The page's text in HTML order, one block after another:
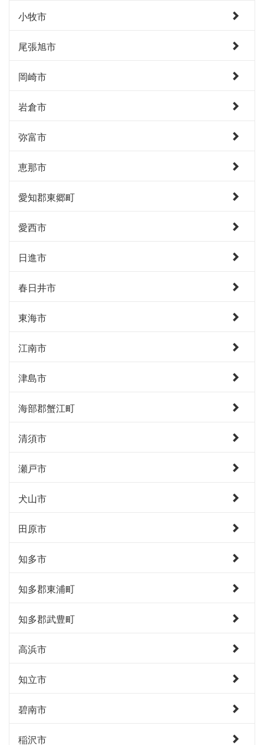
小牧市
尾張旭市
岡崎市
岩倉市
弥富市
恵那市
愛知郡東郷町
愛西市
日進市
春日井市
東海市
江南市
津島市
海部郡蟹江町
清須市
瀬戸市
犬山市
田原市
知多市
知多郡東浦町
知多郡武豊町
高浜市
知立市
碧南市
稲沢市